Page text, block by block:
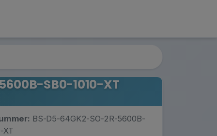
SB0-1010-XT
BS-D5-64GK2-SO-2R-5600B-
XT